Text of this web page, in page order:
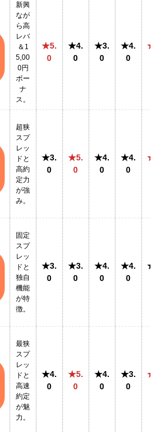
新興
なが
ら高
レバ
＆1
5,00
0円
ボー
ナ
ス。
★5.
0
★4.
0
★3.
0
★4.
0
超狭
スプ
レッ
ドと
高約
定力
が強
み。
★3.
0
★5.
0
★4.
0
★4.
0
固定
スプ
レッ
ドと
独自
機能
が特
徴。
★3.
0
★3.
0
★4.
0
★4.
0
最狭
スプ
レッ
ドと
高速
約定
が魅
力。
★4.
0
★5.
0
★4.
0
★3.
0